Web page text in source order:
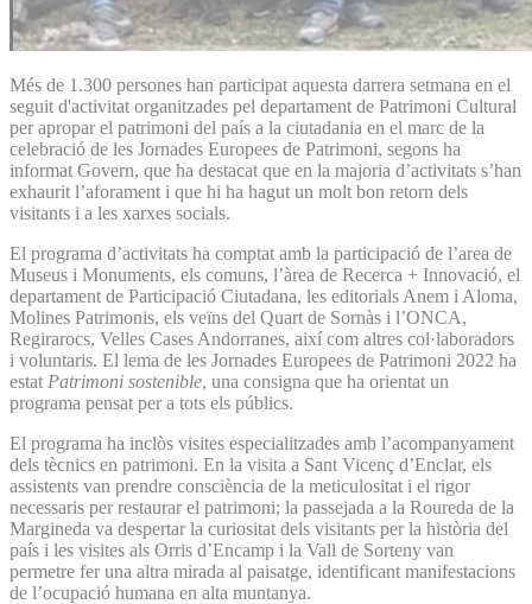
Més de 1.300 persones han participat aquesta darrera setmana en el
seguit d'activitat organitzades pel departament de Patrimoni Cultural
per apropar el patrimoni del país a la ciutadania en el marc de la
celebració de les Jornades Europees de Patrimoni, segons ha
informat Govern, que ha destacat que en la majoria d’activitats s’han
exhaurit l’aforament i que hi ha hagut un molt bon retorn dels
visitants i a les xarxes socials.
El programa d’activitats ha comptat amb la participació de l’area de
Museus i Monuments, els comuns, l’àrea de Recerca + Innovació, el
departament de Participació Ciutadana, les editorials Anem i Aloma,
Molines Patrimonis, els veïns del Quart de Sornàs i l’ONCA,
Regirarocs, Velles Cases Andorranes, així com altres col·laboradors
i voluntaris. El lema de les Jornades Europees de Patrimoni 2022 ha
estat Patrimoni sostenible, una consigna que ha orientat un
programa pensat per a tots els públics.
El programa ha inclòs visites especialitzades amb l’acompanyament
dels tècnics en patrimoni. En la visita a Sant Vicenç d’Enclar, els
assistents van prendre consciència de la meticulositat i el rigor
necessaris per restaurar el patrimoni; la passejada a la Roureda de la
Margineda va despertar la curiositat dels visitants per la història del
país i les visites als Orris d’Encamp i la Vall de Sorteny van
permetre fer una altra mirada al paisatge, identificant manifestacions
de l’ocupació humana en alta muntanya.